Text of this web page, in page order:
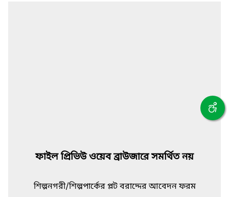
ফাইল প্রিভিউ ওয়েব ব্রাউজারে সমর্থিত নয়
শিল্পনগরী/শিল্পপার্কের প্লট বরাদ্দের আবেদন ফরম